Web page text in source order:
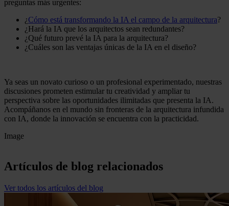
preguntas más urgentes:
¿Cómo está transformando la IA el campo de la arquitectura?
¿Hará la IA que los arquitectos sean redundantes?
¿Qué futuro prevé la IA para la arquitectura?
¿Cuáles son las ventajas únicas de la IA en el diseño?
Ya seas un novato curioso o un profesional experimentado, nuestras
discusiones prometen estimular tu creatividad y ampliar tu
perspectiva sobre las oportunidades ilimitadas que presenta la IA.
Acompáñanos en el mundo sin fronteras de la arquitectura infundida
con IA, donde la innovación se encuentra con la practicidad.
Image
Artículos de blog relacionados
Ver todos los artículos del blog